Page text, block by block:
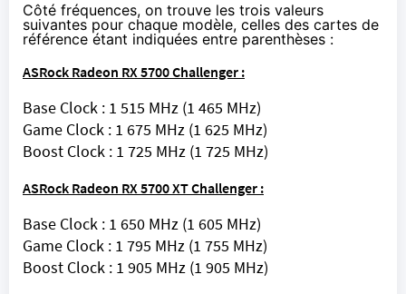
Côté fréquences, on trouve les trois valeurs
suivantes pour chaque modèle, celles des cartes de
référence étant indiquées entre parenthèses :
ASRock Radeon RX 5700 Challenger :
Base Clock : 1 515 MHz (1 465 MHz)
Game Clock : 1 675 MHz (1 625 MHz)
Boost Clock : 1 725 MHz (1 725 MHz)
ASRock Radeon RX 5700 XT Challenger :
Base Clock : 1 650 MHz (1 605 MHz)
Game Clock : 1 795 MHz (1 755 MHz)
Boost Clock : 1 905 MHz (1 905 MHz)